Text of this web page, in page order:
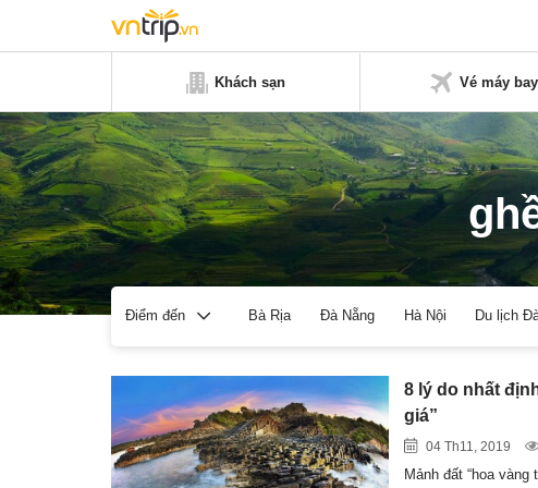
Khách sạn Vé máy bay
Điểm đến Bà Rịa Đà Nẵng Hà Nội Du lịch
8 lý do nhất
giá”
04 Th11, 2019
Mảnh đất “hoa